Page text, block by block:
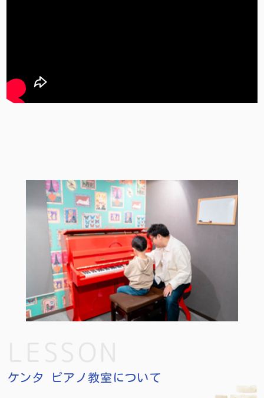
ケンタ ピアノ教室について